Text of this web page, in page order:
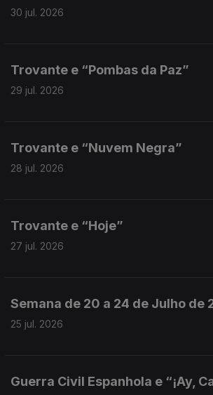
30 jul. 2026
Trovante e “Pombas da Paz”
29 jul. 2026
Trovante e “Nuvem Negra”
28 jul. 2026
Trovante e “Hoje”
27 jul. 2026
Semana de 20 a 24 de Julho de
25 jul. 2026
Guerra Civil Espanhola e “¡Ay,